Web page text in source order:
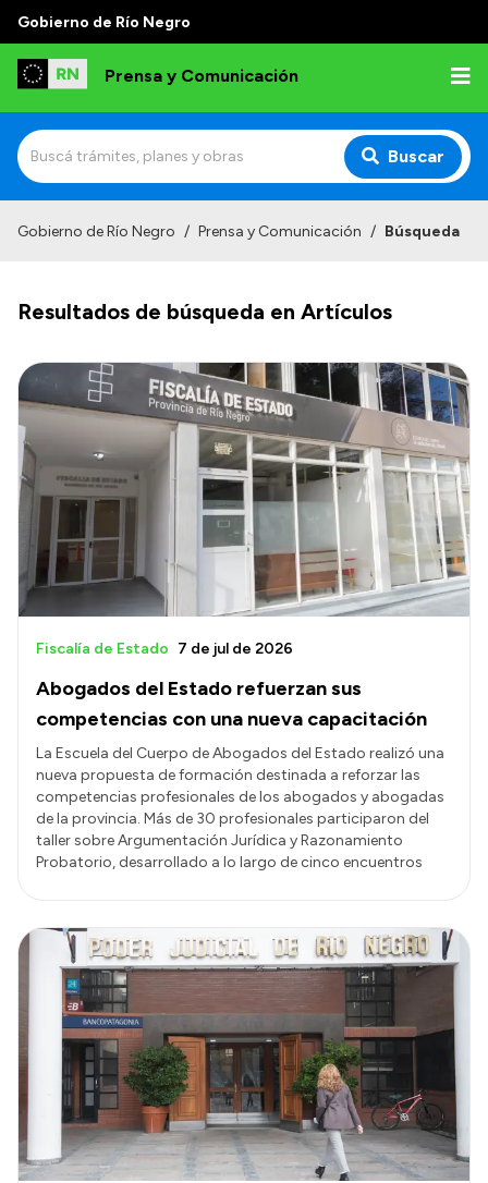
Gobierno de Río Negro
Prensa y Comunicación
Buscar
Autoridades
Referentes de prensa
Archivo de noticias
Transparencia
Presupuesto
Boletín Oficial
Compras y licitaciones
Consulta de expedientes
Convocatorias
Intranet
Login
Gobierno de Río Negro / Prensa y Comunicación / Búsqueda
Resultados de búsqueda en Artículos
Abogados del Estado refuerzan sus
competencias con una nueva capacitación
Fiscalía de Estado 7 de jul de 2026
La Escuela del Cuerpo de Abogados del Estado realizó una
nueva propuesta de formación destinada a reforzar las
competencias profesionales de los abogados y abogadas
de la provincia. Más de 30 profesionales participaron del
taller sobre Argumentación Jurídica y Razonamiento
Probatorio, desarrollado a lo largo de cinco encuentros